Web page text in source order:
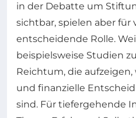
in der Debatte um
sichtbar, spielen aber für
entscheidende Rolle.
beispielsweise Studien
Reichtum, die
und finanzielle
sind. Für tiefergehende